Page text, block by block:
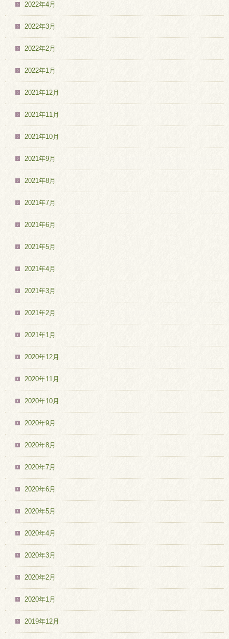
2022年4月
2022年3月
2022年2月
2022年1月
2021年12月
2021年11月
2021年10月
2021年9月
2021年8月
2021年7月
2021年6月
2021年5月
2021年4月
2021年3月
2021年2月
2021年1月
2020年12月
2020年11月
2020年10月
2020年9月
2020年8月
2020年7月
2020年6月
2020年5月
2020年4月
2020年3月
2020年2月
2020年1月
2019年12月